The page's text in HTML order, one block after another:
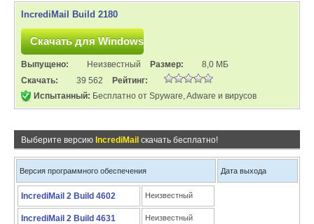
IncrediMail Build 2180
Выпущено: Неизвестный Размер:
8,0 МБ
Скачать:
39 562
Рейтинг:
Испытанный: Бесплатно от Spyware, Adware и вирусов
Выберите версию IncrediMail скачать бесплатно!
Версия программного обеспечения Дата выхода
IncrediMail 2 Build 4602 Неизвестный
IncrediMail 2 Build 4631 Неизвестный